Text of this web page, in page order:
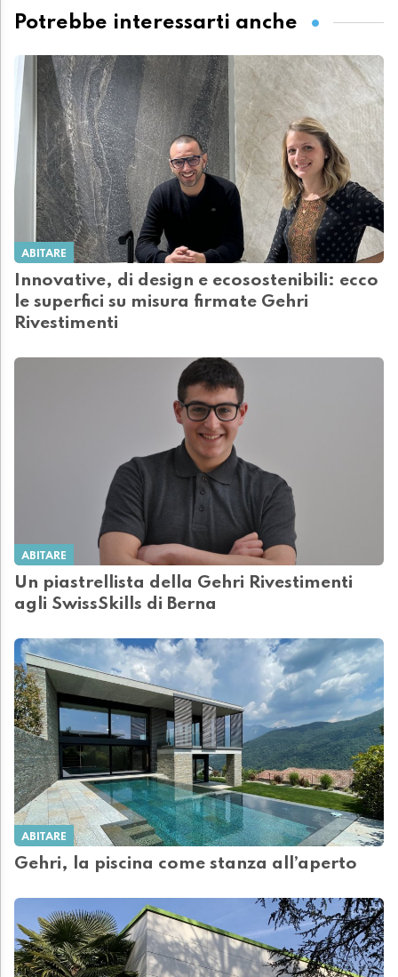
Potrebbe interessarti anche
ABITARE
Innovative, di design e ecosostenibili: ecco
le superfici su misura firmate Gehri
Rivestimenti
ABITARE
Un piastrellista della Gehri Rivestimenti
agli SwissSkills di Berna
ABITARE
Gehri, la piscina come stanza all’aperto